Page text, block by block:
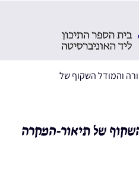
והמודל השקוף של
של תיאור-המקרה